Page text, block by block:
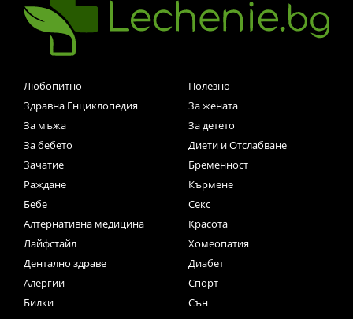
Любопитно
Полезно
Здравна Енциклопедия
За жената
За мъжа
За детето
За бебето
Диети и Отслабване
Зачатие
Бременност
Раждане
Кърмене
Бебе
Секс
Алтернативна медицина
Красота
Лайфстайл
Хомеопатия
Дентално здраве
Диабет
Алергии
Спорт
Билки
Сън